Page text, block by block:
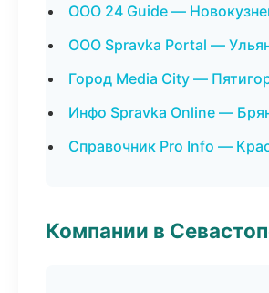
ООО 24 Guide —
ООО Spravka Portal —
Город Media City —
Инфо Spravka Online —
Справочник Pro Info —
Компании в